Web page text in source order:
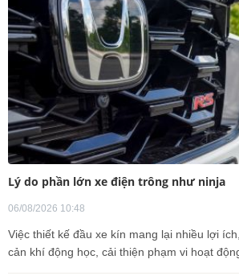
Lý do phần lớn xe điện trông như ninja
06/08/2026 10:48
Việc thiết kế đầu xe kín mang lại nhiều lợi
cản khí động học, cải thiện phạm vi hoạt